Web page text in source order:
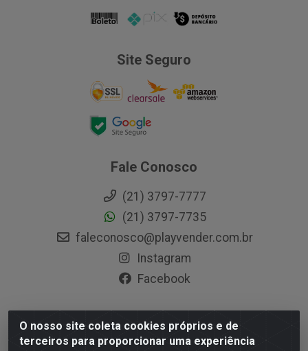
O nosso site coleta cookies próprios e de
terceiros para proporcionar uma experiência
Site Seguro
Fale Conosco
(21) 3797-7777
(21) 3797-7735
faleconosco@playvender.com.br
Instagram
Facebook
Playvender Distribuidora - Avenida Ana Dantas, 183-